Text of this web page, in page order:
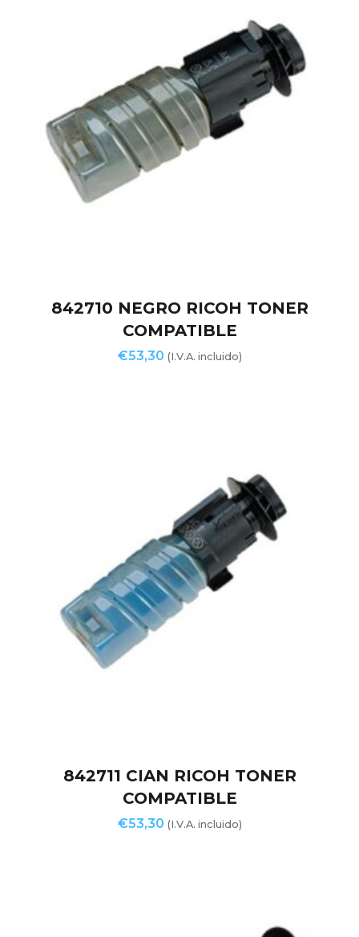
842710 NEGRO RICOH TONER
COMPATIBLE
€53,30 (I.V.A. incluido)
842711 CIAN RICOH TONER
COMPATIBLE
€53,30 (I.V.A. incluido)